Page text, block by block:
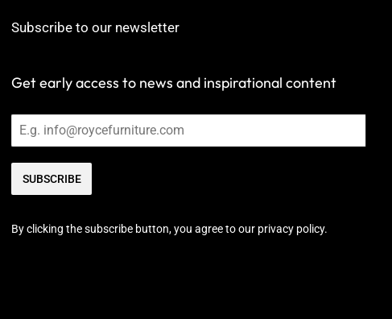
Subscribe to our newsletter
Get early access to news and inspirational content
SUBSCRIBE
By clicking the subscribe button, you agree to our privacy policy.